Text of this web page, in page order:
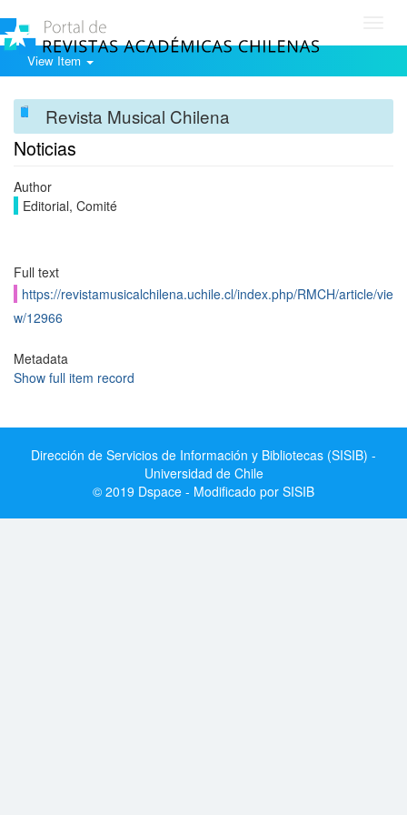
View Item
Revista Musical Chilena
Noticias
Author
Editorial, Comité
Full text
https://revistamusicalchilena.uchile.cl/index.php/RMCH/article/vie
w/12966
Metadata
Show full item record
Dirección de Servicios de Información y Bibliotecas (SISIB) -
Universidad de Chile
© 2019 Dspace - Modificado por SISIB